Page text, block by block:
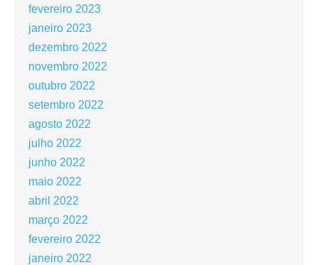
fevereiro 2023
janeiro 2023
dezembro 2022
novembro 2022
outubro 2022
setembro 2022
agosto 2022
julho 2022
junho 2022
maio 2022
abril 2022
março 2022
fevereiro 2022
janeiro 2022